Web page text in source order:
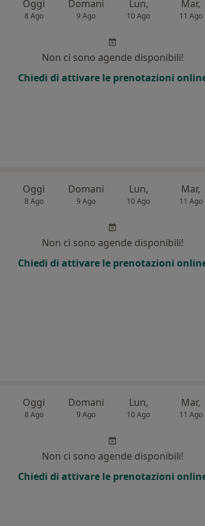
Oggi
8 Ago
Domani
9 Ago
Lun,
10 Ago
Mar,
11 Ago
Non ci sono agende disponibili!
Chiedi di attivare le prenotazioni
Oggi
8 Ago
Domani
9 Ago
Lun,
10 Ago
Mar,
11 Ago
Non ci sono agende disponibili!
Chiedi di attivare le prenotazioni
Oggi
8 Ago
Domani
9 Ago
Lun,
10 Ago
Mar,
11 Ago
Non ci sono agende disponibili!
Chiedi di attivare le prenotazioni